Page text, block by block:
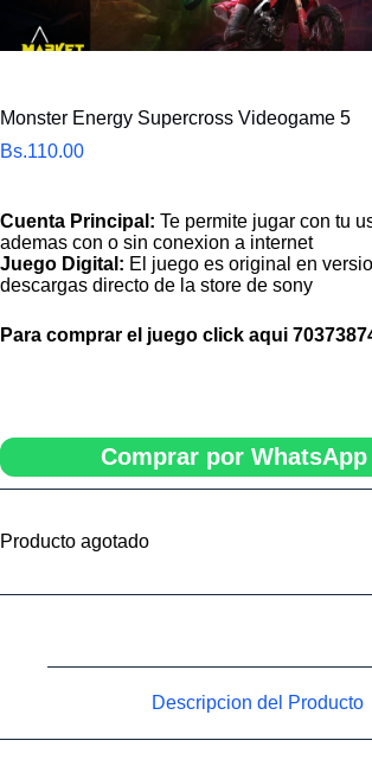
Monster Energy Supercross Videogame 5
Bs.110.00
Cuenta Principal: Te permite jugar con tu
ademas con o sin conexion a internet
Juego Digital: El juego es original en
descargas directo de la store de sony
Para comprar el juego click aqui
Comprar por WhatsApp
Producto agotado
Descripcion del Producto